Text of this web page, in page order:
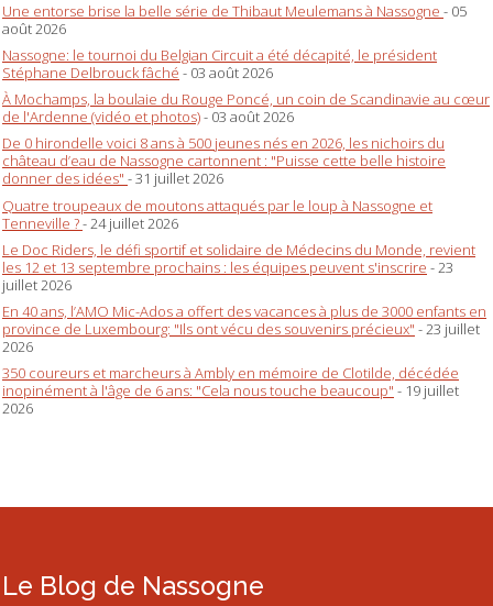
Une entorse brise la belle série de Thibaut Meulemans à Nassogne - 05
août 2026
Nassogne: le tournoi du Belgian Circuit a été décapité, le président
Stéphane Delbrouck fâché - 03 août 2026
À Mochamps, la boulaie du Rouge Poncé, un coin de Scandinavie au cœur
de l'Ardenne (vidéo et photos)- 03 août 2026
De 0 hirondelle voici 8 ans à 500 jeunes nés en 2026, les nichoirs du
château d’eau de Nassogne cartonnent : "Puisse cette belle histoire
donner des idées" - 31 juillet 2026
Quatre troupeaux de moutons attaqués par le loup à Nassogne et
Tenneville ?- 24 juillet 2026
Le Doc Riders, le défi sportif et solidaire de Médecins du Monde, revient
les 12 et 13 septembre prochains : les équipes peuvent s'inscrire - 23
juillet 2026
En 40 ans, l’AMO Mic-Ados a offert des vacances à plus de 3000 enfants en
province de Luxembourg: "Ils ont vécu des souvenirs précieux" - 23 juillet
2026
350 coureurs et marcheurs à Ambly en mémoire de Clotilde, décédée
inopinément à l'âge de 6 ans: "Cela nous touche beaucoup" - 19 juillet
2026
Le Blog de Nassogne